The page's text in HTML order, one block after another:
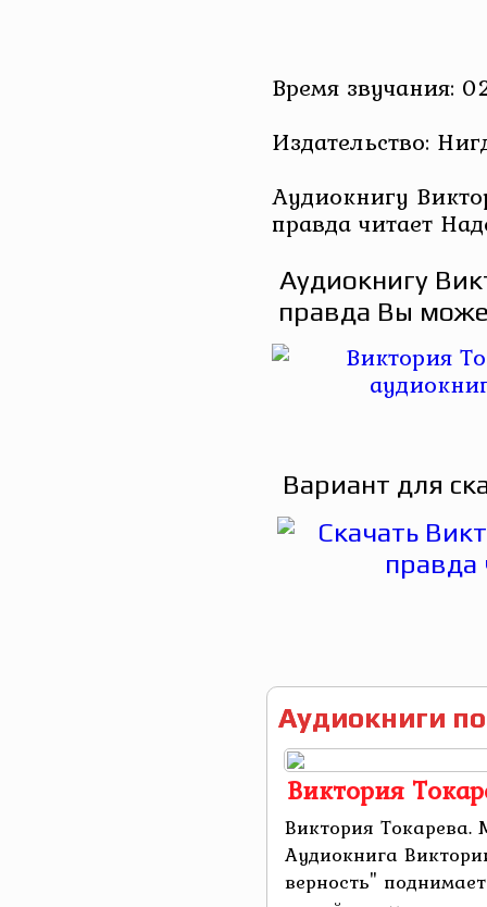
Время звучания:
Издательство:
Аудиокнигу
правда читает
Аудиокнигу
правда Вы
Вариант для
Аудиокниги
Виктория
Виктория Токарева.
Аудиокнига
верность"